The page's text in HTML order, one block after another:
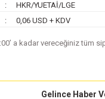
HKR/YUETAİ/LGE
0,06 USD + KDV
a kadar vereceğiniz tüm
Gelince Haber